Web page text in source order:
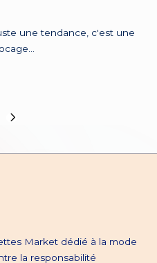
une tendance, c'est une
Market dédié à la mode
la responsabilité